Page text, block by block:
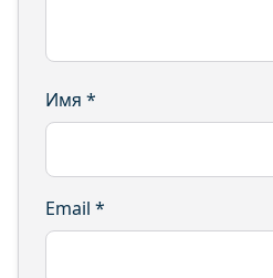
Имя *
Email *